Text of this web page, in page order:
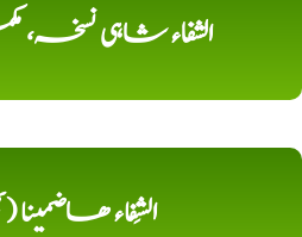
الشفاء شاہی
الشِفاء